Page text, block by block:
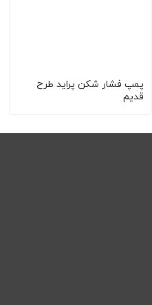
پمپ فشار شکن پراید طرح
قدیم